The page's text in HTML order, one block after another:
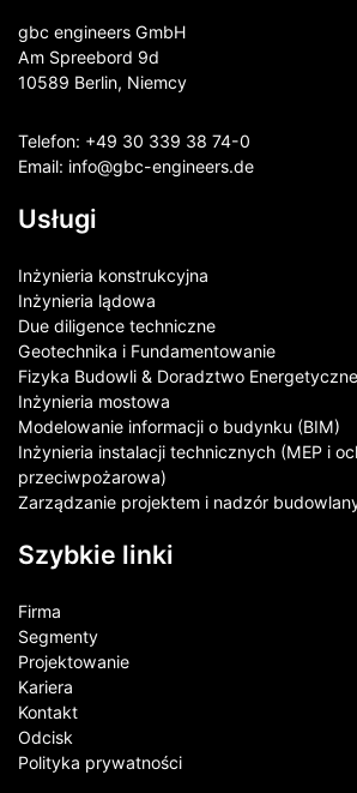
gbc engineers GmbH
Am Spreebord 9d
10589 Berlin, Niemcy
Telefon: +49 30 339 38 74-0
Email: info@gbc-engineers.de
Usługi
Inżynieria konstrukcyjna
Inżynieria lądowa
Due diligence techniczne
Geotechnika i Fundamentowanie
Fizyka Budowli & Doradztwo Energetyczne
Inżynieria mostowa
Modelowanie informacji o budynku (BIM)
Inżynieria instalacji technicznych (MEP i
przeciwpożarowa)
Zarządzanie projektem i nadzór
Szybkie linki
Firma
Segmenty
Projektowanie
Kariera
Kontakt​
Odcisk
Polityka prywatności